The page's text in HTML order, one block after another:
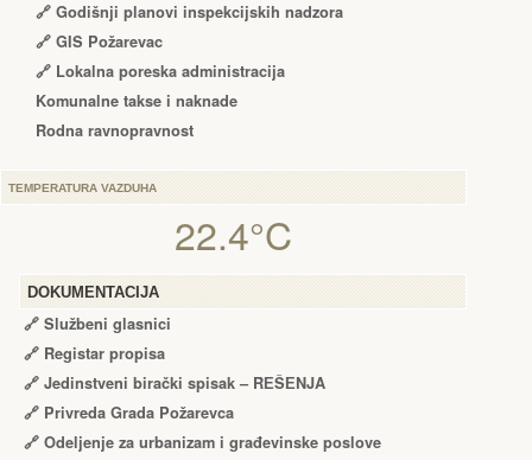
🔗 Godišnji planovi inspekcijskih nadzora
🔗 GIS Požarevac
🔗 Lokalna poreska administracija
Komunalne takse i naknade
Rodna ravnopravnost
TEMPERATURA VAZDUHA
22.4°C
DOKUMENTACIJA
🔗 Službeni glasnici
🔗 Registar propisa
🔗 Jedinstveni birački spisak – RЕŠЕNJA
🔗 Privreda Grada Požarevca
🔗 Odeljenje za urbanizam i građevinske poslove